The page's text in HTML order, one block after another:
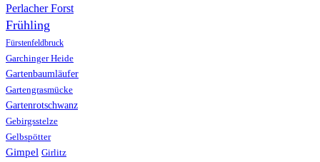
Perlacher Forst
Frühling
Fürstenfeldbruck
Garchinger Heide
Gartenbaumläufer
Gartengrasmücke
Gartenrotschwanz
Gebirgsstelze
Gelbspötter
Gimpel Girlitz